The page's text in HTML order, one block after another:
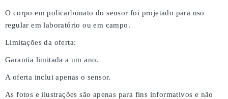
O corpo em policarbonato do sensor foi projetado para uso
regular em laboratório ou em campo.
Limitações da oferta:
Garantia limitada a um ano.
A oferta inclui apenas o sensor.
As fotos e ilustrações são apenas para fins informativos e não